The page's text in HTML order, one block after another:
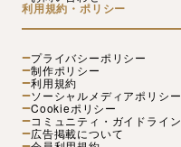
利用規約・ポリシー
プライバシーポリシー
制作ポリシー
利用規約
ソーシャルメディアポリシー
Cookieポリシー
コミュニティ・ガイドライン
広告掲載について